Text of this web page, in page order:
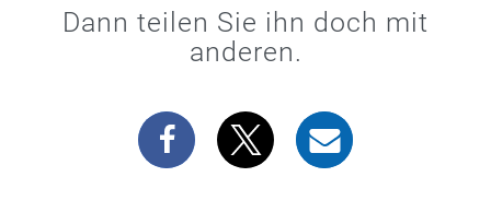
Dann teilen Sie ihn doch mit
anderen.